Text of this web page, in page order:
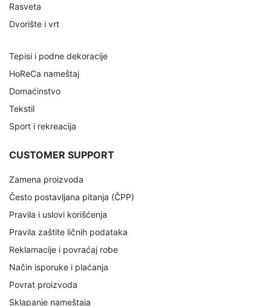
Rasveta
Dvorište i vrt
Tepisi i podne dekoracije
HoReCa nameštaj
Domaćinstvo
Tekstil
Sport i rekreacija
CUSTOMER SUPPORT
Zamena proizvoda
Često postavljana pitanja (ČPP)
Pravila i uslovi korišćenja
Pravila zaštite ličnih podataka
Reklamacije i povraćaj robe
Način isporuke i plaćanja
Povrat proizvoda
Sklapanje nameštaja